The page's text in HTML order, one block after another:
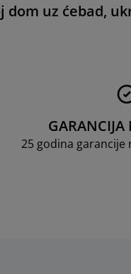
dom uz ćebad,
GARANCIJA
25 godina garancije